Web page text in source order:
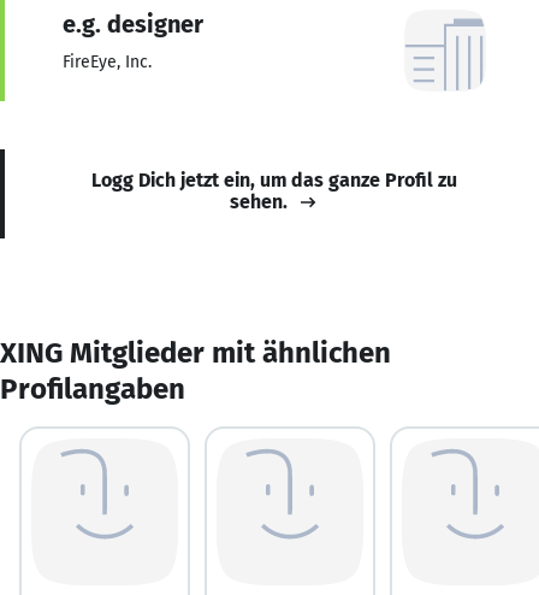
e.g. designer
FireEye, Inc.
Logg Dich jetzt ein, um das ganze Profil zu
sehen.
XING Mitglieder mit ähnlichen
Profilangaben